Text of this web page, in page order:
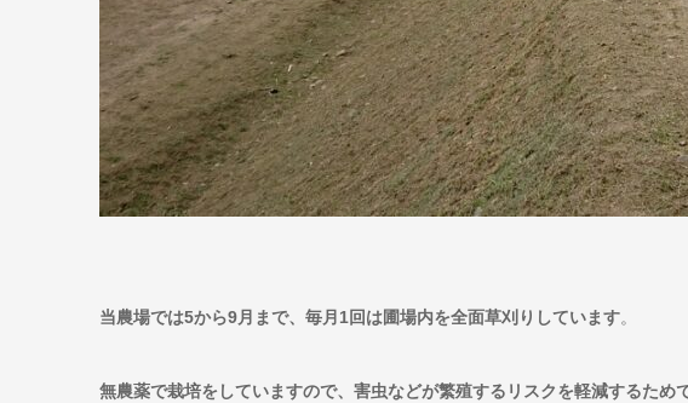
当農場では5から9月まで、毎月1回は圃場内を全面草刈りしています。
無農薬で栽培をしていますので、害虫などが繁殖するリスクを軽減するた